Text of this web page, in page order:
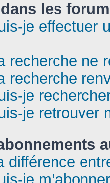
les
je effectuer
recherche ne
recherche
je
je retrouver
différence
je